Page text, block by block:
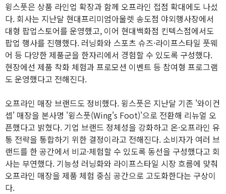
윙스풋은 상품 라인업 확장과 함께 오프라인 접점 확대에도 나섰
다. 회사는 지난달 현대프리미엄아울렛 송도점 야외행사장에서
대형 팝업스토어를 운영했고, 이어 현대백화점 킨텍스점에서도
팝업 행사를 진행했다. 러닝화와 스포츠 슈즈·라이프스타일 풋웨
어 등 다양한 제품군을 한자리에서 경험할 수 있도록 구성했다.
현장에선 제품 착화 체험과 프로모션 이벤트 등 참여형 프로그램
도 운영했다고 전해진다.
오프라인 매장 브랜드도 정비했다. 윙스풋은 지난달 기존 '와이컨
셉' 매장을 본사명 '윙스풋(Wing's Foot)'으로 전환해 리뉴얼 오
픈했다고 밝혔다. 기업 브랜드 정체성을 강화하고 온·오프라인 유
통 전략을 통합하기 위한 결정이라고 전해진다. 소비자가 여러 브
랜드를 한 공간에서 비교·체험할 수 있도록 동선을 구성했다고 회
사는 부연했다. 기능성 러닝화와 라이프스타일 시장 흐름에 맞춰
오프라인 매장을 제품 체험 중심 공간으로 고도화한다는 구상이
다.